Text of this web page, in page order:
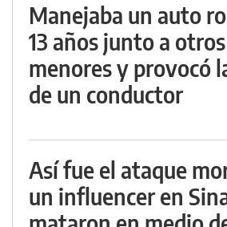
Manejaba un auto
13 años junto a
menores y provocó
de un conductor
Así fue el ataque
un influencer en